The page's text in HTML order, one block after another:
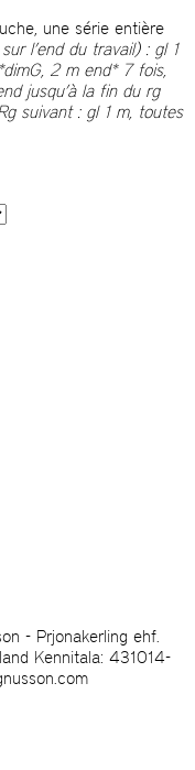
une série entière
l’end du travail) : gl 1
2 m end* 7 fois,
jusqu’à la fin du rg
suivant : gl 1 m, toutes
- Prjonakerling ehf.
Kennitala: 431014-